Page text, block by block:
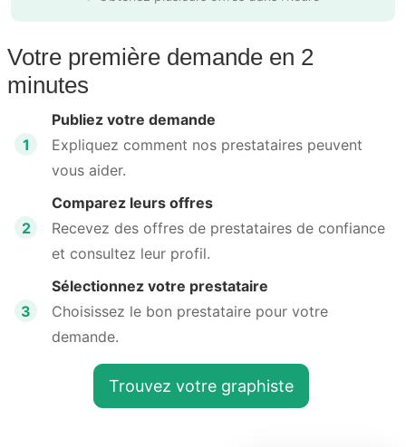
Votre première demande en 2
minutes
1
Publiez votre demande
Expliquez comment nos prestataires peuvent
vous aider.
2
Comparez leurs offres
Recevez des offres de prestataires de confiance
et consultez leur profil.
3
Sélectionnez votre prestataire
Choisissez le bon prestataire pour votre
demande.
Trouvez votre graphiste